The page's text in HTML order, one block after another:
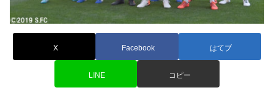
X Facebook はてブ
LINE コピー